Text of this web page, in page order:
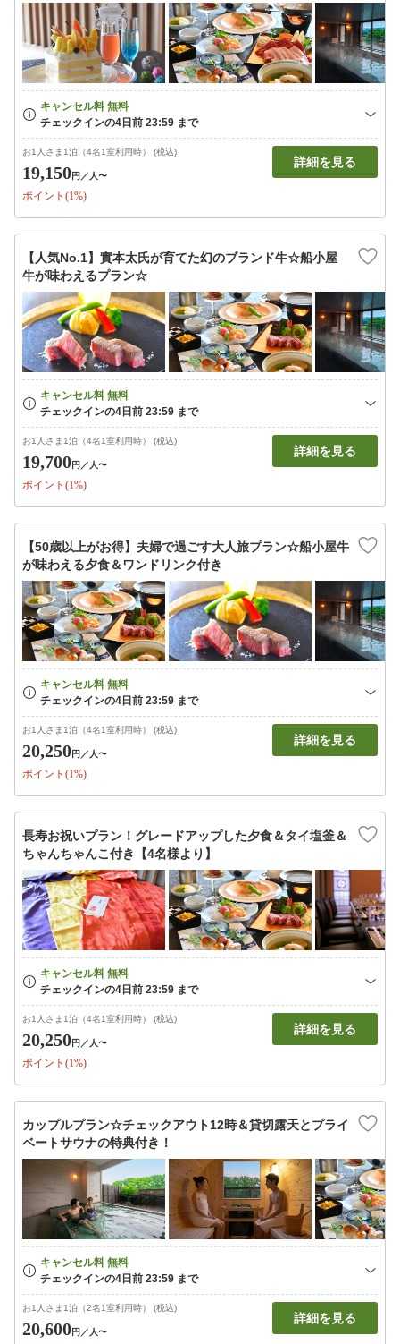
お1人さま1泊（4名1室利用時） (税込)
19,150円 ／人〜
ポイント(1%)
詳細を見る
【人気No.1】實本太氏が育てた幻のブランド牛☆船小屋
牛が味わえるプラン☆
お1人さま1泊（4名1室利用時） (税込)
19,700円 ／人〜
ポイント(1%)
詳細を見る
【50歳以上がお得】夫婦で過ごす大人旅プラン☆船小屋牛
が味わえる夕食＆ワンドリンク付き
お1人さま1泊（4名1室利用時） (税込)
20,250円 ／人〜
ポイント(1%)
詳細を見る
長寿お祝いプラン！グレードアップした夕食＆タイ塩釜＆
ちゃんちゃんこ付き【4名様より】
お1人さま1泊（4名1室利用時） (税込)
20,250円 ／人〜
ポイント(1%)
詳細を見る
カップルプラン☆チェックアウト12時＆貸切露天とプライ
ベートサウナの特典付き！
お1人さま1泊（2名1室利用時） (税込)
20,600円 ／人〜
詳細を見る